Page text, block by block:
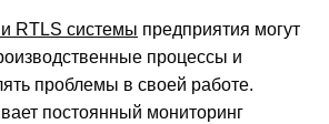
RTLS системы предприятия могут
процессы и
проблемы в своей работе.
постоянный мониторинг